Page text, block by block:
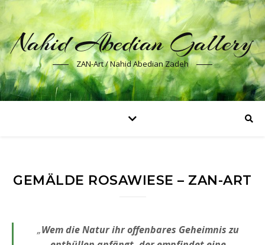
Nahid Abedian Gallery
ZAN-Art / Nahid Abedian Zadeh
GEMÄLDE ROSAWIESE – ZAN-ART
„Wem die Natur ihr offenbares Geheimnis zu